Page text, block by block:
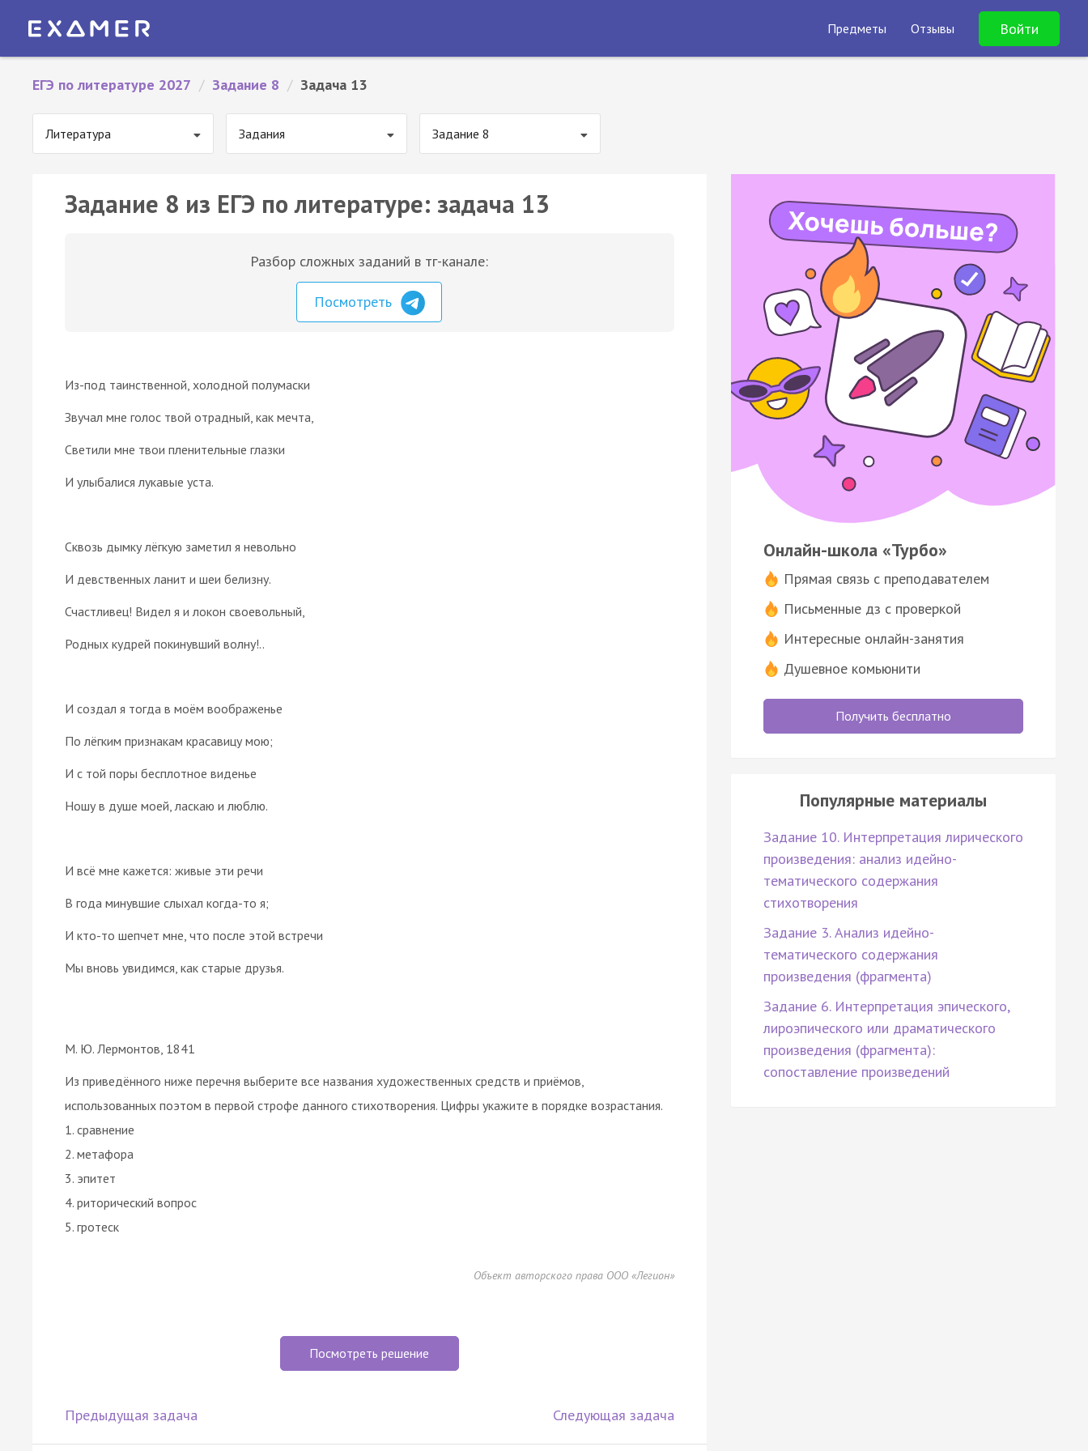
Предметы Отзывы Войти
ЕГЭ по литературе 2027 / Задание 8 / Задача 13
Литература Задания Задание 8
Задание 8 из ЕГЭ по литературе: задача 13
Разбор сложных заданий в тг-канале:
Посмотреть
Из-под таинственной, холодной полумаски
Звучал мне голос твой отрадный, как мечта,
Светили мне твои пленительные глазки
И улыбалися лукавые уста.
Сквозь дымку лёгкую заметил я невольно
И девственных ланит и шеи белизну.
Счастливец! Видел я и локон своевольный,
Родных кудрей покинувший волну!..
И создал я тогда в моём воображенье
По лёгким признакам красавицу мою;
И с той поры бесплотное виденье
Ношу в душе моей, ласкаю и люблю.
И всё мне кажется: живые эти речи
В года минувшие слыхал когда-то я;
И кто-то шепчет мне, что после этой встречи
Мы вновь увидимся, как старые друзья.
М. Ю. Лермонтов, 1841
Из приведённого ниже перечня выберите все названия художественных средств и приёмов,
использованных поэтом в первой строфе данного стихотворения. Цифры укажите в порядке возрастания.
1. сравнение
2. метафора
3. эпитет
4. риторический вопрос
5. гротеск
Объект авторского права ООО «Легион»
Посмотреть решение
Предыдущая задача Следующая задача
Онлайн-школа «Турбо»
Прямая связь с преподавателем
Письменные дз с проверкой
Интересные онлайн-занятия
Душевное комьюнити
Получить бесплатно
Популярные материалы
Задание 10. Интерпретация лирического
произведения: анализ идейно-
тематического содержания
стихотворения
Задание 3. Анализ идейно-
тематического содержания
произведения (фрагмента)
Задание 6. Интерпретация эпического,
лироэпического или драматического
произведения (фрагмента):
сопоставление произведений